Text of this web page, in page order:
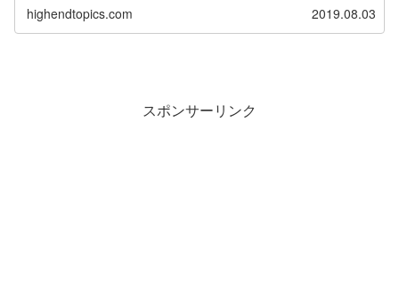
highendtopics.com 2019.08.03
スポンサーリンク